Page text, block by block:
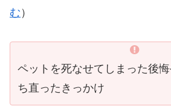
む ）
ペットを死なせてしまった後
ち直ったきっかけ